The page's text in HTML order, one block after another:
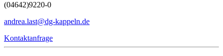
(04642)9220-0
andrea.last@dg-kappeln.de
Kontaktanfrage